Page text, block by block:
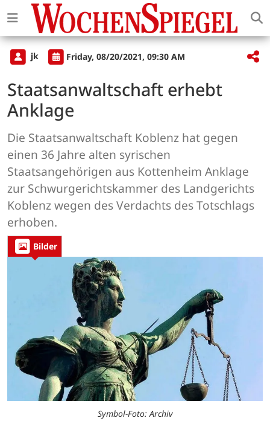
jk Friday, 08/20/2021, 09:30 AM
Staatsanwaltschaft erhebt
Anklage
Die Staatsanwaltschaft Koblenz hat gegen
einen 36 Jahre alten syrischen
Staatsangehörigen aus Kottenheim Anklage
zur Schwurgerichtskammer des Landgerichts
Koblenz wegen des Verdachts des Totschlags
erhoben.
Bilder
Symbol-Foto: Archiv